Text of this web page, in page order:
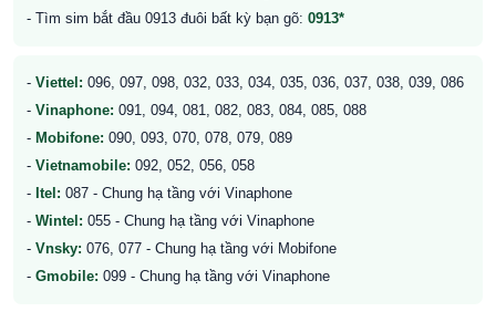
- Tìm sim bắt đầu 0913 đuôi bất kỳ bạn gõ: 0913*
- Viettel: 096, 097, 098, 032, 033, 034, 035, 036, 037, 038, 039, 086
- Vinaphone: 091, 094, 081, 082, 083, 084, 085, 088
- Mobifone: 090, 093, 070, 078, 079, 089
- Vietnamobile: 092, 052, 056, 058
- Itel: 087 - Chung hạ tầng với Vinaphone
- Wintel: 055 - Chung hạ tầng với Vinaphone
- Vnsky: 076, 077 - Chung hạ tầng với Mobifone
- Gmobile: 099 - Chung hạ tầng với Vinaphone